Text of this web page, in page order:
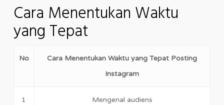
Cara Menentukan Waktu
yang Tepat
No
Cara Menentukan Waktu yang Tepat Posting
Instagram
1 Mengenal audiens